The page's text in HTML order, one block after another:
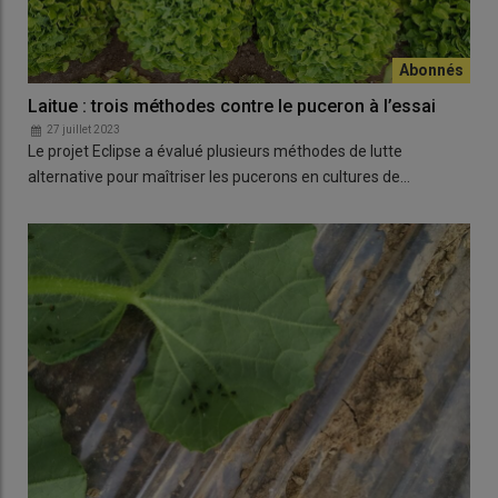
Laitue : trois méthodes contre le puceron à l’essai
27 juillet 2023
Le projet Eclipse a évalué plusieurs méthodes de lutte
alternative pour maîtriser les pucerons en cultures de…